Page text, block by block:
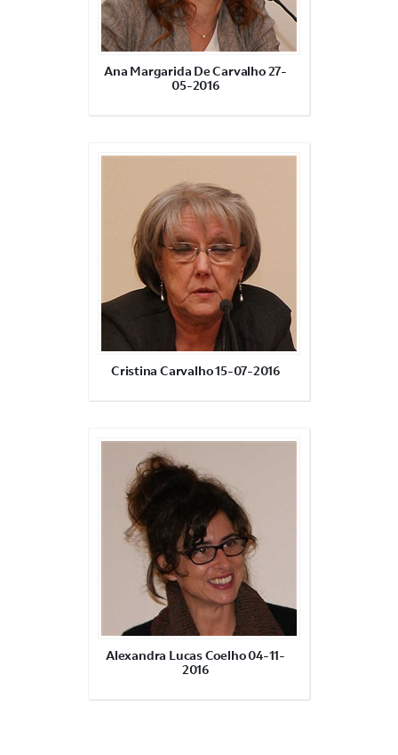
Ana Margarida De Carvalho 27-
05-2016
Cristina Carvalho 15-07-2016
Alexandra Lucas Coelho 04-11-
2016